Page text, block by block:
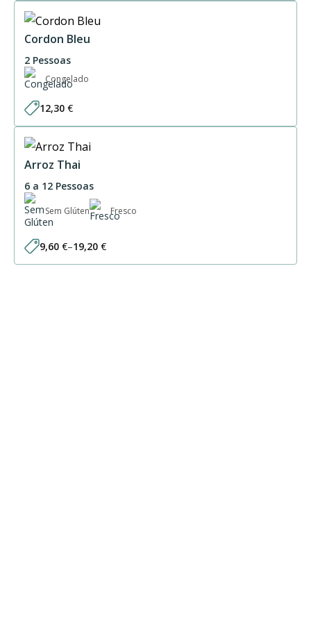
Cordon Bleu
2 Pessoas
Congelado
12,30 €
Arroz Thai
6 a 12 Pessoas
Sem Glúten Fresco
9,60 €–19,20 €
Price
range: